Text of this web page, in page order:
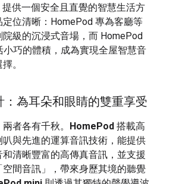
提供一個安全且直覺的智慧生活方
位清晰：HomePod 專為客廳等
級的沉浸式音場，而 HomePod
小巧的體積，成為實現全屋智慧音
。
：為耳朵和眼睛的雙重享受
者各有千秋。 HomePod 搭載高
與先進的運算音訊技術，能提供
清晰豐富的高傳真音訊，並支援
間音訊」，帶來身歷其境的聽覺